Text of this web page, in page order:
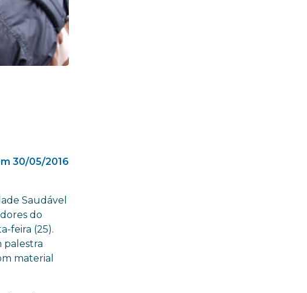
30/05/2016
Saudável
do
feira (25).
palestra
material